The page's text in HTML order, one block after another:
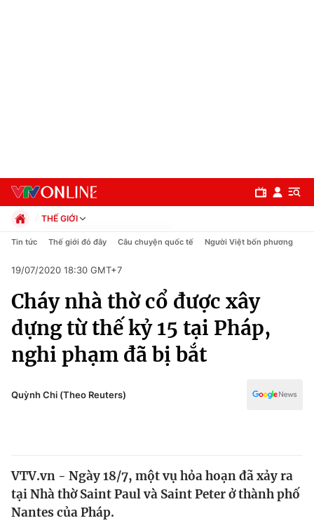
Chuyên mục
Chính trị
Xã hội
Pháp luật
Thế giới
Tin tức
Kinh tế
THẾ GIỚI
Chính trị
Pháp luật
Kinh tế
Thể thao
Truyền hình
Văn hóa - Giải trí
Y tế
Công nghệ
Tin tức Thế giới đó đây Câu chuyện quốc tế Người Việt bốn phương
19/07/2020 18:30 GMT+7
Cháy nhà thờ cổ được xây
dựng từ thế kỷ 15 tại Pháp,
nghi phạm đã bị bắt
Quỳnh Chi (Theo Reuters)
VTV.vn - Ngày 18/7, một vụ hỏa hoạn đã xảy ra
tại Nhà thờ Saint Paul và Saint Peter ở thành phố
Nantes của Pháp.